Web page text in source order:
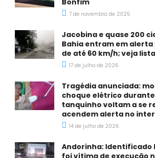
Bonfim
7 de novembro de 2025
Jacobina e quase 200
Bahia entram em
de até 60 km/h; veja lista
17 de julho de 2026
Tragédia anunciada:
choque elétrico durante
tanquinho voltam a se
acendem alerta no
14 de julho de 2026
Andorinha: Identificado